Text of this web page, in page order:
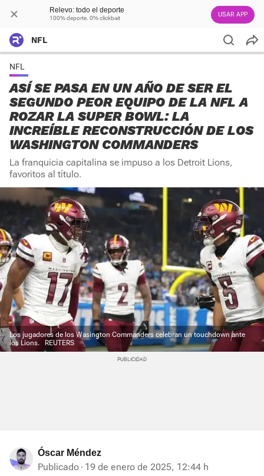
Relevo: todo el deporte
100% deporte. 0% clickbait USAR APP
NFL
NFL
ASÍ SE PASA EN UN AÑO DE SER EL
SEGUNDO PEOR EQUIPO DE LA NFL A
ROZAR LA SUPER BOWL: LA
INCREÍBLE RECONSTRUCCIÓN DE LOS
WASHINGTON COMMANDERS
La franquicia capitalina se impuso a los Detroit Lions,
favoritos al título.
Los jugadores de los Wasington Commanders celebran un touchdown ante
los Lions.
REUTERS
Óscar Méndez
Publicado 19 de enero de 2025, 12:44 h